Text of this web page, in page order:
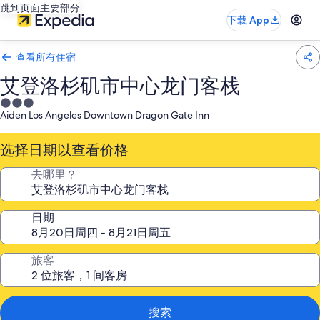
跳到页面主要部分
下载 App
查看所有住宿
艾登洛杉矶市中心龙门客栈
3.0
星
住
宿
Aiden Los Angeles Downtown Dragon Gate Inn
选择日期以查看价格
去哪里？
日期
旅客
搜索